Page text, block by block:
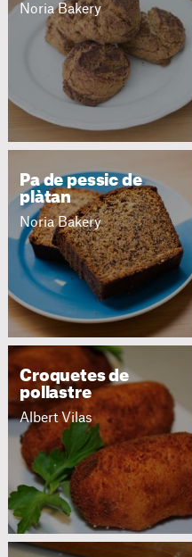
Noria Bakery
Pa de pessic de
plàtan
Noria Bakery
Croquetes de
pollastre
Albert Vilas